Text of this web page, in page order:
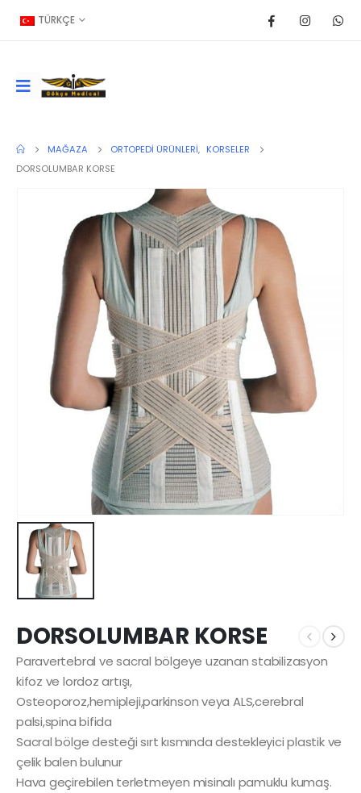
TÜRKÇE
MAĞAZA ORTOPEDI ÜRÜNLERI, KORSELER
DORSOLUMBAR KORSE
DORSOLUMBAR KORSE
Paravertebral ve sacral bölgeye uzanan stabilizasyon
kifoz ve lordoz artışı,
Osteoporoz,hemipleji,parkinson veya ALS,cerebral
palsi,spina bifida
Sacral bölge desteği sırt kısmında destekleyici plastik ve
çelik balen bulunur
Hava geçirebilen terletmeyen misinalı pamuklu kumaş.